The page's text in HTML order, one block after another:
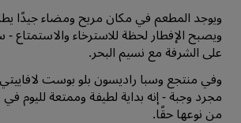
ويوجد المطعم في مكان مريح ومضاء جيدًا
ويصبح الإفطار لحظة للاسترخاء والاستمتاع -
على الشرفة مع نسيم البحر.
وفي منتجع وسبا راديسون بلو بوست
مجرد وجبة - إنه بداية لطيفة وممتعة لليوم في
من نوعها حقًا.